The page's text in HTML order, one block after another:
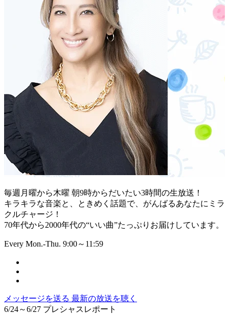
毎週月曜から木曜 朝9時からだいたい3時間の生放送！
キラキラな音楽と、ときめく話題で、がんばるあなたにミラ
クルチャージ！
70年代から2000年代の“いい曲”たっぷりお届けしています。
Every Mon.-Thu. 9:00～11:59
メッセージを送る 最新の放送を聴く
6/24～6/27 プレシャスレポート